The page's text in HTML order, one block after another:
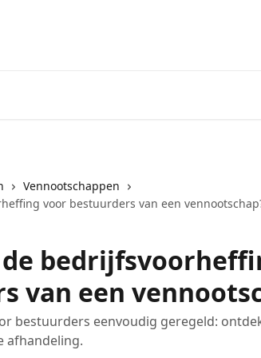
Vennootschappen
voor bestuurders van een
van een
bestuurders eenvoudig geregeld:
afhandeling.